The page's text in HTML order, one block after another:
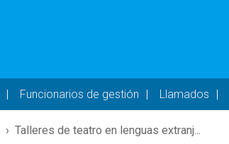
Funcionarios de gestión Llamados
Talleres de teatro en lenguas extranj...